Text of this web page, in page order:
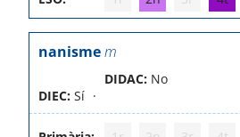
nanismem
DIEC: Sí
DIDAC: No